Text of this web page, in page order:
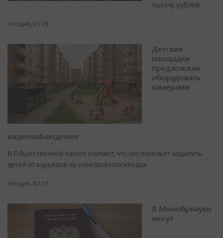
тысячу рублей
сегодня, 01:28
Детские
площадки
предложили
оборудовать
камерами
видеонаблюдения
В Общественной палате считают, что это поможет защитить
детей от курьеров на электровелосипедах
сегодня, 02:31
В Минобрнауки
могут